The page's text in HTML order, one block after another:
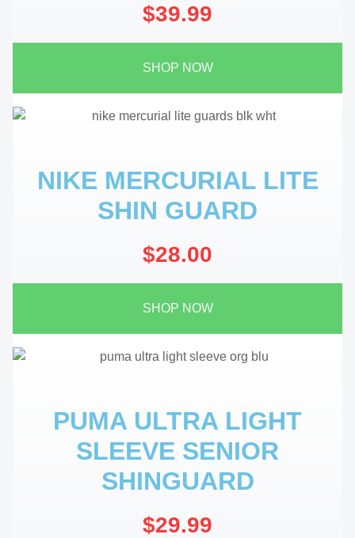
$39.99
SHOP NOW
NIKE MERCURIAL LITE
SHIN GUARD
$28.00
SHOP NOW
PUMA ULTRA LIGHT
SLEEVE SENIOR
SHINGUARD
$29.99